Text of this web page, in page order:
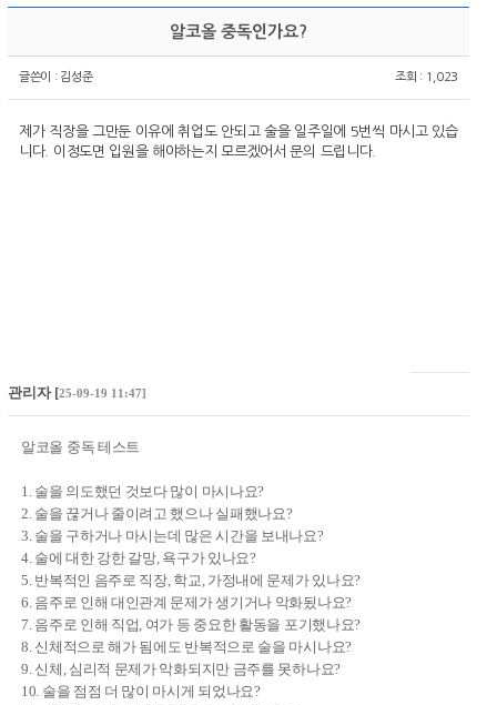
알코올 중독인가요?
글쓴이 : 김성준 조회 : 1,023
제가 직장을 그만둔 이유에 취업도 안되고 술을 일주일에 5번씩 마시고 있습
니다. 이정도면 입원을 해야하는지 모르겠어서 문의 드립니다.
관리자[25-09-19 11:47]
알코올 중독 테스트
1. 술을 의도했던 것보다 많이 마시나요?
2. 술을 끊거나 줄이려고 했으나 실패했나요?
3. 술을 구하거나 마시는데 많은 시간을 보내나요?
4. 술에 대한 강한 갈망, 욕구가 있나요?
5. 반복적인 음주로 직장, 학교, 가정내에 문제가 있나요?
6. 음주로 인해 대인관계 문제가 생기거나 악화됬나요?
7. 음주로 인해 직업, 여가 등 중요한 활동을 포기했나요?
8. 신체적으로 해가 됨에도 반복적으로 술을 마시나요?
9. 신체, 심리적 문제가 악화되지만 금주를 못하나요?
10. 술을 점점 더 많이 마시게 되었나요?